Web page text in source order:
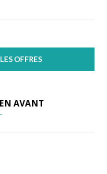
OFFRES
AVANT